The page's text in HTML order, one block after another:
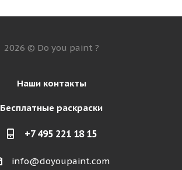
2026 © Do you paint ?
Наши контакты
Бесплатные раскраски
+7 495 221 18 15
info@doyoupaint.com